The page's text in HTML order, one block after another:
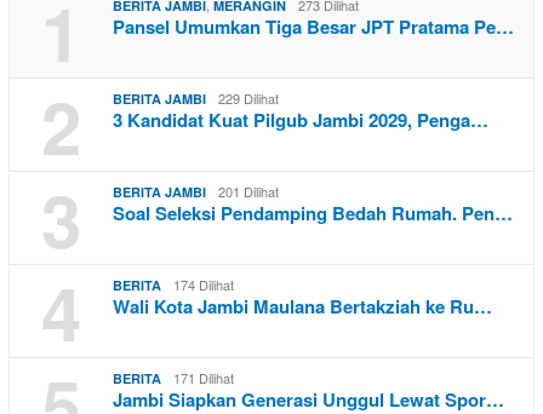
1 BERITA JAMBI, MERANGIN 273 Dilihat
Pansel Umumkan Tiga Besar JPT Pratama Pe…
2 BERITA JAMBI 229 Dilihat
3 Kandidat Kuat Pilgub Jambi 2029, Penga…
3 BERITA JAMBI 201 Dilihat
Soal Seleksi Pendamping Bedah Rumah. Pen…
4 BERITA 174 Dilihat
Wali Kota Jambi Maulana Bertakziah ke Ru…
BERITA 171 Dilihat
Jambi Siapkan Generasi Unggul Lewat Spor…